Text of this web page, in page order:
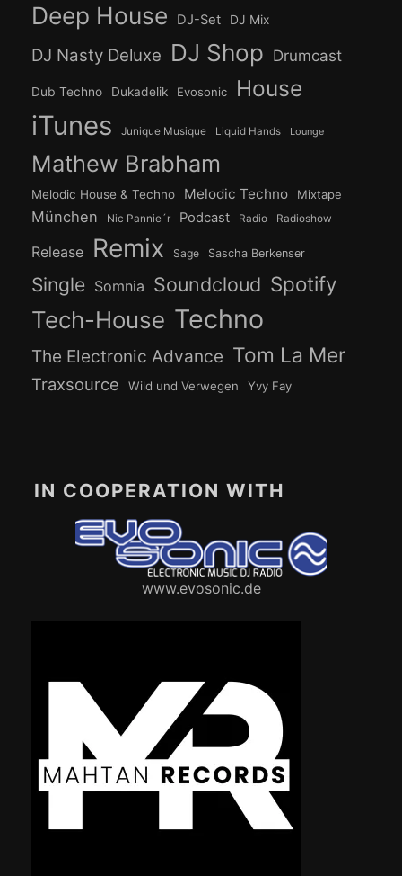
Deep House DJ-Set DJ Mix
DJ Nasty Deluxe DJ Shop Drumcast
Dub Techno Dukadelik Evosonic House
iTunes Junique Musique Liquid Hands Lounge
Mathew Brabham
Melodic House & Techno Melodic Techno Mixtape
München Nic Pannie´r Podcast Radio Radioshow
Release Remix Sage Sascha Berkenser
Single Somnia Soundcloud Spotify
Tech-House Techno
The Electronic Advance Tom La Mer
Traxsource Wild und Verwegen Yvy Fay
IN COOPERATION WITH
www.evosonic.de